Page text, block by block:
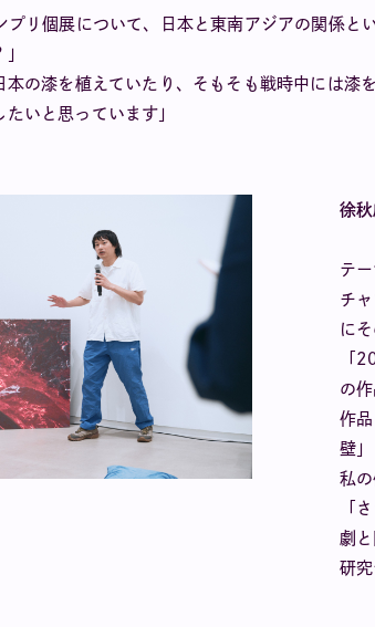
プリ個展について、日本と東南アジアの関係
本の漆を植えていたり、そもそも戦時中には漆
いと思っています」
徐
テ
チ
に
「
の
作
壁
私
「
劇
研